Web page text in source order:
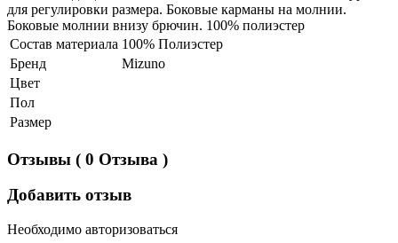
для регулировки размера. Боковые карманы на молнии.
Боковые молнии внизу брючин. 100% полиэстер
Состав материала 100% Полиэстер
Бренд
Mizuno
Цвет
Пол
Размер
Отзывы ( 0 Отзыва )
Добавить отзыв
Необходимо авторизоваться